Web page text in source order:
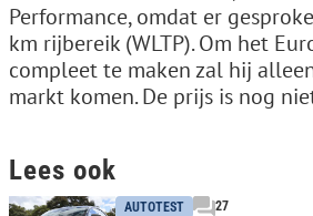
Performance, omdat er
km rijbereik (WLTP). Om het
compleet te maken zal hij
markt komen. De prijs is nog
Lees ook
AUTOTEST 27